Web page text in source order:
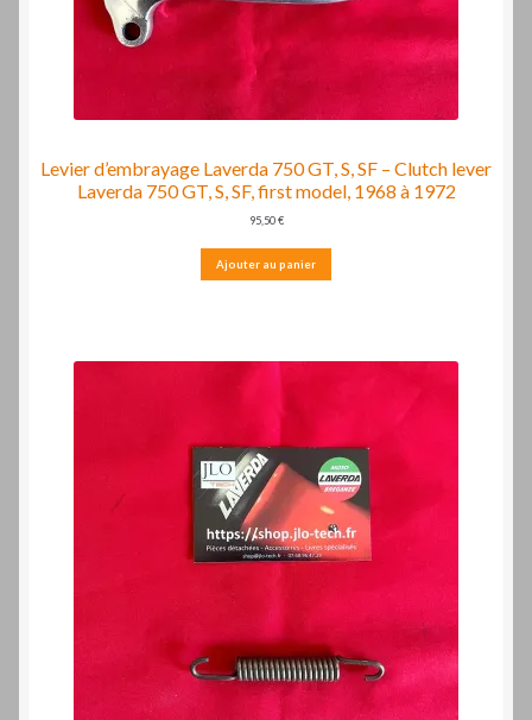
Levier d’embrayage Laverda 750 GT, S, SF – Clutch lever
Laverda 750 GT, S, SF, first model, 1968 à 1972
95,50€
Ajouter au panier